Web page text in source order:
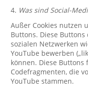
4. Was sind Social-
Außer Cookies nutzen
Buttons. Diese
sozialen Netzwerken
YouTube bewerben
können. Diese
Codefragmenten, die
YouTube stammen.